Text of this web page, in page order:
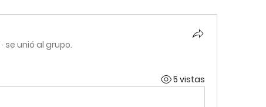
· se unió al grupo.
5 vistas